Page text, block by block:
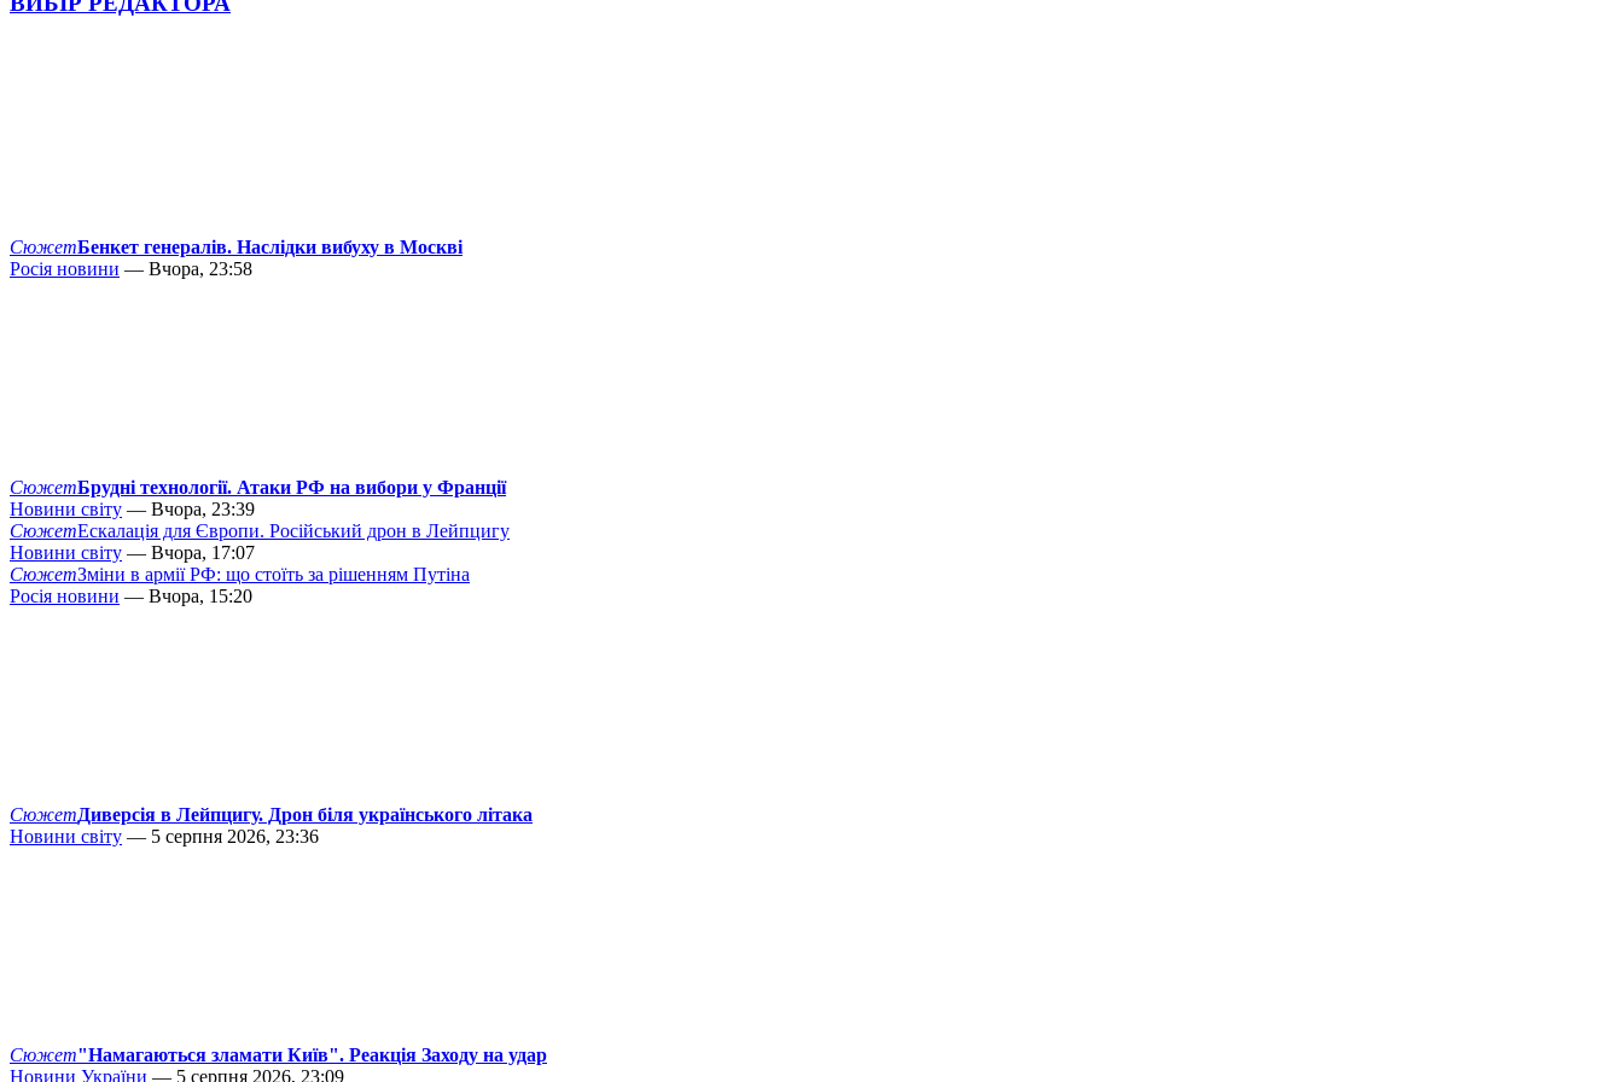
СюжетБенкет генералів. Наслідки вибуху в Москві
Росія новини — Вчора, 23:58
СюжетБрудні технології. Атаки РФ на вибори у Франції
Новини світу — Вчора, 23:39
СюжетЕскалація для Європи. Російський дрон в Лейпцигу
Новини світу — Вчора, 17:07
СюжетЗміни в армії РФ: що стоїть за рішенням Путіна
Росія новини — Вчора, 15:20
СюжетДиверсія в Лейпцигу. Дрон біля українського літака
Новини світу — 5 серпня 2026, 23:36
Сюжет"Намагаються зламати Київ". Реакція Заходу на удар
Новини України — 5 серпня 2026, 23:09